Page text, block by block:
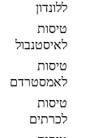
ללונדון
טיסות
לאיסטנבול
טיסות
לאמסטרדם
טיסות
לכרתים